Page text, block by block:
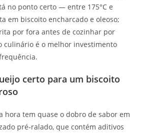
no ponto certo — entre 175°C e
em biscoito encharcado e oleoso;
por fora antes de cozinhar por
culinário é o melhor investimento
certo para um biscoito
hora tem quase o dobro de sabor em
pré-ralado, que contém aditivos